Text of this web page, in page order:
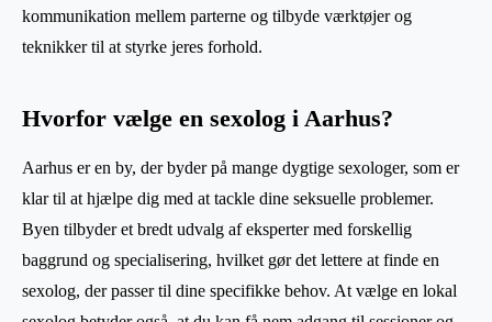
kommunikation mellem parterne og tilbyde værktøjer og
teknikker til at styrke jeres forhold.
Hvorfor vælge en sexolog i Aarhus?
Aarhus er en by, der byder på mange dygtige sexologer, som er
klar til at hjælpe dig med at tackle dine seksuelle problemer.
Byen tilbyder et bredt udvalg af eksperter med forskellig
baggrund og specialisering, hvilket gør det lettere at finde en
sexolog, der passer til dine specifikke behov. At vælge en lokal